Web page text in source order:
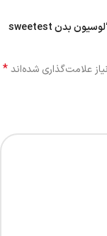
اولین نفری باشید که دیدگاهی را ارسال می کنید برای “لوسیون بدن sweetest
علامت‌گذاری شده‌اند*